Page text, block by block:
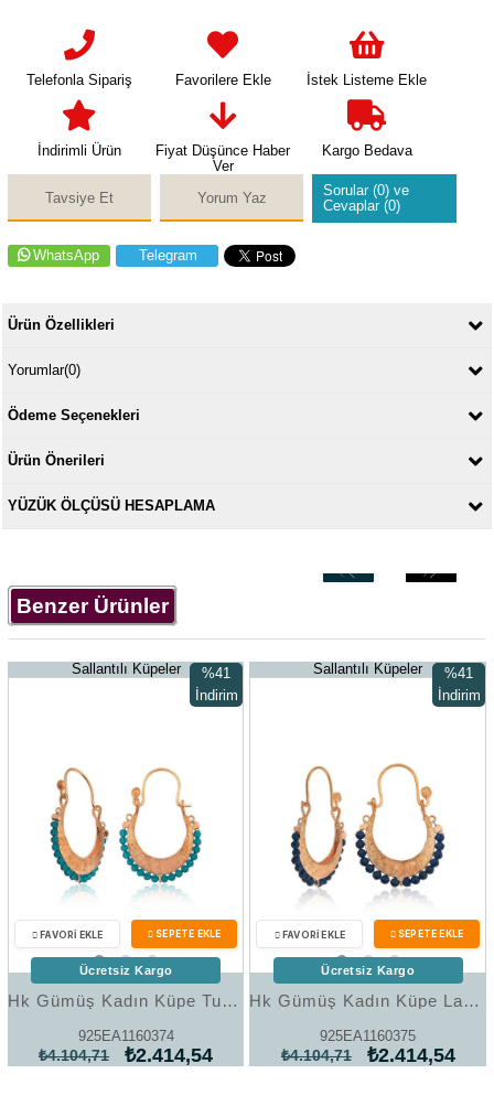
Telefonla Sipariş Favorilere Ekle İstek Listeme Ekle
İndirimli Ürün
Fiyat Düşünce Haber
Ver
Kargo Bedava
Tavsiye Et Yorum Yaz
Sorular (0) ve
Cevaplar (0)
WhatsApp Telegram
Ürün Özellikleri
Yorumlar(0)
Ödeme Seçenekleri
Ürün Önerileri
YÜZÜK ÖLÇÜSÜ HESAPLAMA
Benzer Ürünler
Sallantılı Küpeler
Hk Gümüş Kadın Küpe Turkuaz Taşlı Bohem |Gümüş Takı Hediyelik Ürünler
925EA1160374
₺2.414,54
₺4.104,71
%41
İndirim
Ücretsiz Kargo
Sallantılı Küpeler
Hk ​Gümüş Kadın Küpe Lacivert Taşlı Bohem |Gümüş Takı Hediyelik Ürünler
925EA1160375
₺2.414,54
₺4.104,71
%41
İndirim
Ücretsiz Kargo
‹ ›